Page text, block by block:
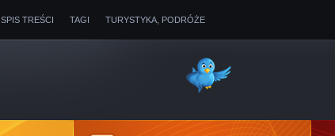
SPIS TREŚCI TAGI TURYSTYKA, PODRÓŻE